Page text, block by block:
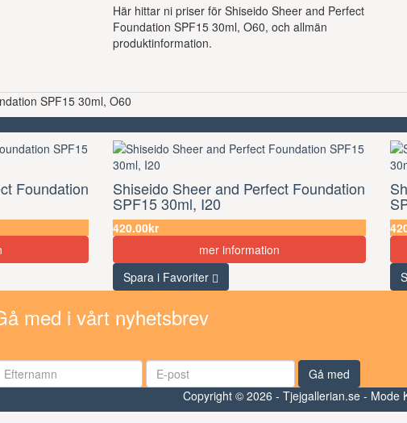
Här hittar ni priser för Shiseido Sheer and Perfect
Foundation SPF15 30ml, O60, och allmän
produktinformation.
SPF15 30ml, O60
Foundation Shiseido Sheer and Perfect Foundation
SPF15 30ml, I20
420.00kr
mer information
Spara i Favoriter
med i vårt nyhetsbrev
Gå med
Copyright © 2026 - Tjejgallerian.se - Mode